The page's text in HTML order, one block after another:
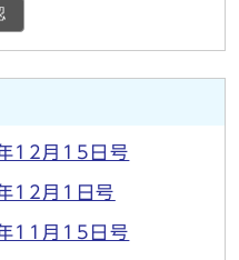
12月15日号
12月1日号
11月15日号